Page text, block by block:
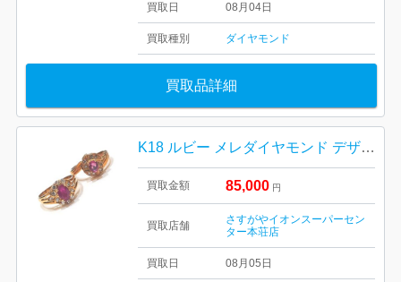
買取日 08月04日
買取種別 ダイヤモンド
買取品詳細
K18 ルビー メレダイヤモンド デザインリング
買取金額 85,000 円
買取店舗
さすがやイオンスーパーセン
ター本荘店
買取日 08月05日